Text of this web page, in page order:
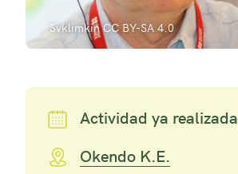
Svklimkin CC BY-SA 4.0
Actividad ya realizada
Okendo K.E.